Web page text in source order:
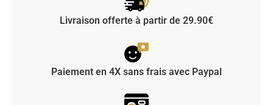
Livraison offerte à partir de 29.90€
Paiement en 4X sans frais avec Paypal